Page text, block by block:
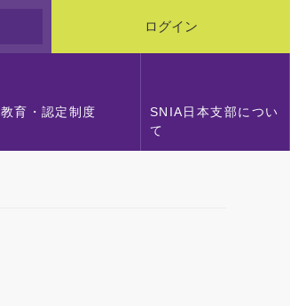
ログイン
教育・認定制度
SNIA日本支部につい
て